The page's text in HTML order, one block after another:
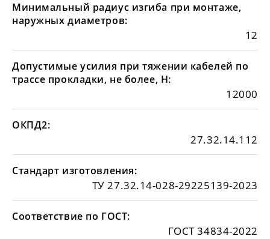
Минимальный радиус изгиба при монтаже,
наружных диаметров:
12
Допустимые усилия при тяжении кабелей по
трассе прокладки, не более, Н:
12000
ОКПД2:
27.32.14.112
Стандарт изготовления:
ТУ 27.32.14-028-29225139-2023
Соответствие по ГОСТ:
ГОСТ 34834-2022